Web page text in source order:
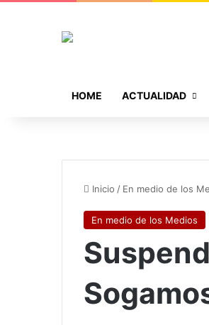
HOME ACTUALIDAD
Inicio / En medio de los
En medio de los Medios